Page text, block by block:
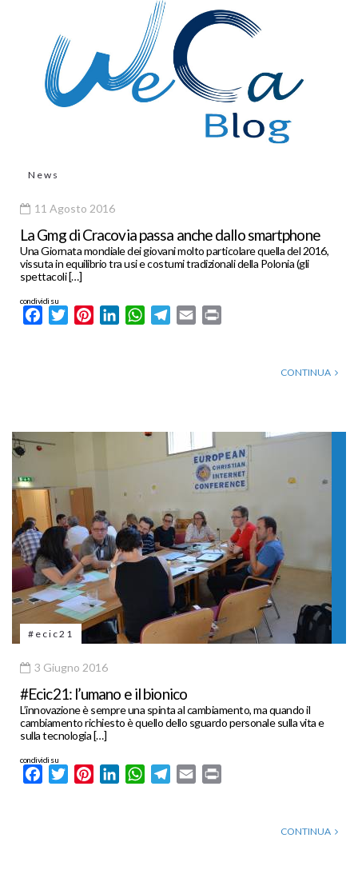
News
11 Agosto 2016
La Gmg di Cracovia passa anche dallo smartphone
Una Giornata mondiale dei giovani molto particolare quella del 2016,
vissuta in equilibrio tra usi e costumi tradizionali della Polonia (gli
spettacoli […]
condividi su
FacebookTwitterPinterestLinkedInWhatsApp
Telegram
Email
CONTINUA
#ecic21
3 Giugno 2016
#Ecic21: l’umano e il bionico
L’innovazione è sempre una spinta al cambiamento, ma quando il
cambiamento richiesto è quello dello sguardo personale sulla vita e
sulla tecnologia […]
condividi su
FacebookTwitterPinterestLinkedInWhatsApp
Telegram
Email
CONTINUA